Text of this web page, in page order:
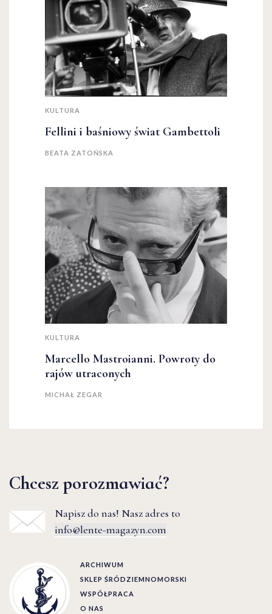
KULTURA
Fellini i baśniowy świat Gambettoli
BEATA ZATOŃSKA
KULTURA
Marcello Mastroianni. Powroty do
rajów utraconych
MICHAŁ ZEGAR
Chcesz porozmawiać?
Napisz do nas! Nasz adres to
info@lente-magazyn.com
ARCHIWUM
SKLEP ŚRÓDZIEMNOMORSKI
WSPÓŁPRACA
O NAS